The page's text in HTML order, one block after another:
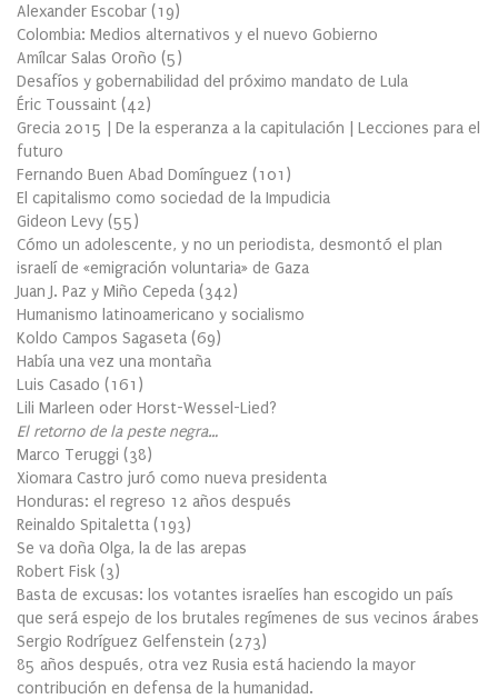
Alexander Escobar (19)
Colombia: Medios alternativos y el nuevo Gobierno
Amílcar Salas Oroño (5)
Desafíos y gobernabilidad del próximo mandato de Lula
Éric Toussaint (42)
Grecia 2015 | De la esperanza a la capitulación | Lecciones para el
futuro
Fernando Buen Abad Domínguez (101 )
El capitalismo como sociedad de la Impudicia
Gideon Levy (55)
Cómo un adolescente, y no un periodista, desmontó el plan
israelí de «emigración voluntaria» de Gaza
Juan J. Paz y Miño Cepeda (342)
Humanismo latinoamericano y socialismo
Koldo Campos Sagaseta (69)
Había una vez una montaña
Luis Casado (161 )
Lili Marleen oder Horst-Wessel-Lied?
El retorno de la peste negra…
Marco Teruggi (38)
Xiomara Castro juró como nueva presidenta
Honduras: el regreso 12 años después
Reinaldo Spitaletta (193)
Se va doña Olga, la de las arepas
Robert Fisk (3)
Basta de excusas: los votantes israelíes han escogido un país
que será espejo de los brutales regímenes de sus vecinos árabes
Sergio Rodríguez Gelfenstein (273)
85 años después, otra vez Rusia está haciendo la mayor
contribución en defensa de la humanidad.